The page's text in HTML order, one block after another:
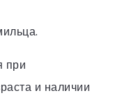
при
и наличии